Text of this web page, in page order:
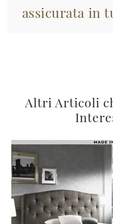
assicurata in
Altri Articoli